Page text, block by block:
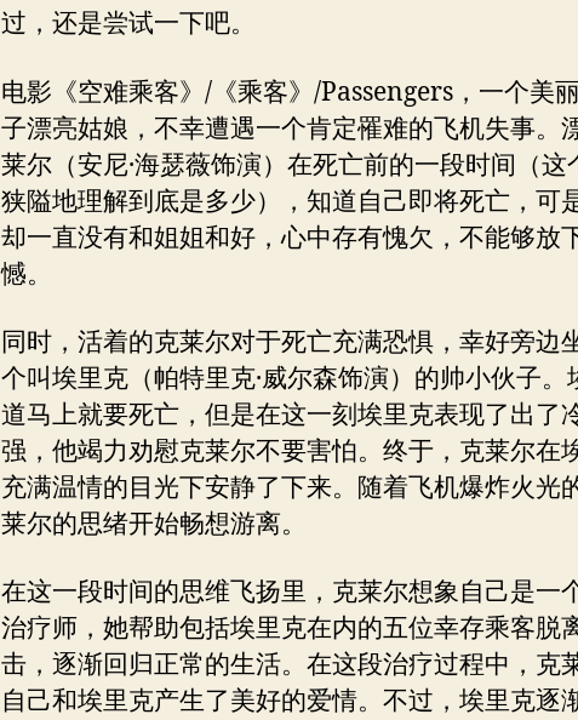
过，还是尝试一下吧。
电影《空难乘客》/《乘客》/Passengers，一个美
子漂亮姑娘，不幸遭遇一个肯定罹难的飞机失事。
莱尔（安尼·海瑟薇饰演）在死亡前的一段时间（这
狭隘地理解到底是多少），知道自己即将死亡，可
却一直没有和姐姐和好，心中存有愧欠，不能够放
憾。
同时，活着的克莱尔对于死亡充满恐惧，幸好旁边
个叫埃里克（帕特里克·威尔森饰演）的帅小伙子。
道马上就要死亡，但是在这一刻埃里克表现了出了
强，他竭力劝慰克莱尔不要害怕。终于，克莱尔在
充满温情的目光下安静了下来。随着飞机爆炸火光
莱尔的思绪开始畅想游离。
在这一段时间的思维飞扬里，克莱尔想象自己是一
治疗师，她帮助包括埃里克在内的五位幸存乘客脱
击，逐渐回归正常的生活。在这段治疗过程中，克
自己和埃里克产生了美好的爱情。不过，埃里克逐